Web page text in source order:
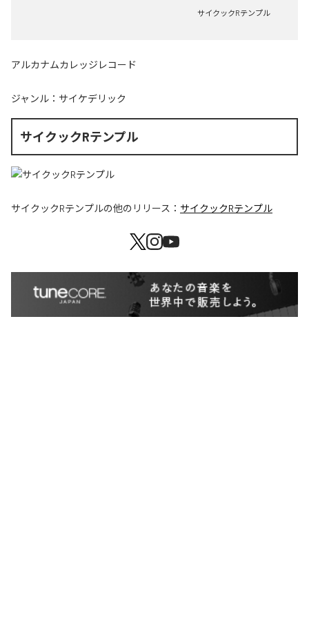
サイクックRテンプル
アルカナムカレッジレコード
ジャンル： サイケデリック
サイクックRテンプル
サイクックRテンプルの他のリリース： サイクックRテンプル